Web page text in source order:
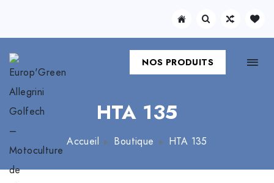
NOS PRODUITS
HTA 135
Accueil Boutique HTA 135